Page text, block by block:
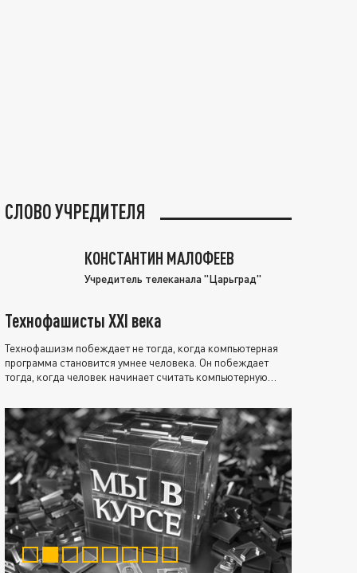
СЛОВО УЧРЕДИТЕЛЯ
КОНСТАНТИН МАЛОФЕЕВ
Учредитель телеканала "Царьград"
Технофашисты XXI века
Технофашизм побеждает не тогда, когда компьютерная
программа становится умнее человека. Он побеждает
тогда, когда человек начинает считать компьютерную